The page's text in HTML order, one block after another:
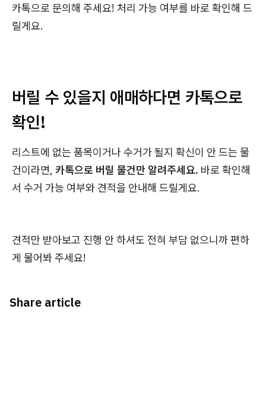
카톡으로 문의해 주세요! 처리 가능 여부를 바로 확인해 드
릴게요.
버릴 수 있을지 애매하다면 카톡으로
확인!
리스트에 없는 품목이거나 수거가 될지 확신이 안 드는 물
건이라면, 카톡으로 버릴 물건만 알려주세요. 바로 확인해
서 수거 가능 여부와 견적을 안내해 드릴게요.
견적만 받아보고 진행 안 하셔도 전혀 부담 없으니까 편하
게 물어봐 주세요!
Share article